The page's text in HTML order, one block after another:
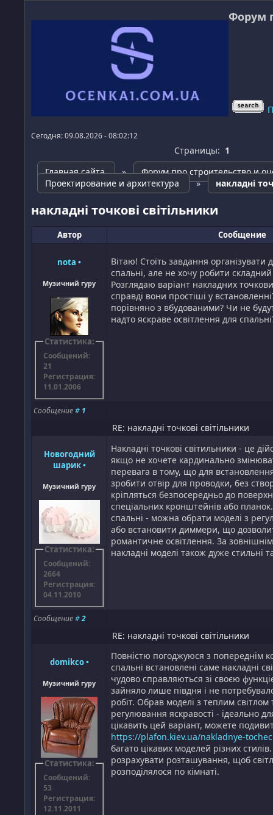
Форум
Сегодня: 09.08.2026 - 08:02:12
Страницы: 1
Главная сайта
»
Форум про строительство и
Проектирование и архитектура
» накладні
накладні точкові світільники
Автор Сообщение
nota •
Музичний гуру
Статистика:
Сообщений:
21
Регистрация:
11.01.2006
Вітаю! Стоїть завдання організувати
спальні, але не хочу робити
Розглядаю варіант накладних
справді вони простіші у
порівняно з вбудованими? Чи не
надто яскраве освітлення для
Сообщение# 1
RE: накладні точкові світільники
Новогодний
шарик•
Музичний гуру
Статистика:
Сообщений:
2664
Регистрация:
04.11.2010
Накладні точкові світильники - це
якщо не хочете кардинально
перевага в тому, що для
зробити отвір для проводки, без
кріпляться безпосередньо до
спеціальних кронштейнів або
спальні - можна обрати моделі з
або встановити диммери, що
романтичне освітлення. За
накладні моделі також дуже стильні
Сообщение#2
RE: накладні точкові світільники
domikco•
Музичний гуру
Статистика:
Сообщений:
53
Регистрация:
12.11.2011
Повністю погоджуюся з попереднім
спальні встановлені саме накладні
чудово справляються зі своєю
зайняло лише півдня і не
робіт. Обрав моделі з теплим
регулювання яскравості - ідеально
цікавить цей варіант, можете
https://plafon.kiev.ua/nakladnye-
багато цікавих моделей різних
розрахувати розташування, щоб
розподілялося по кімнаті.